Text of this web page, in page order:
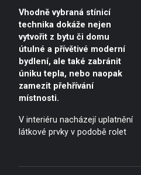
Vhodně vybraná stínicí
technika dokáže nejen
vytvořit z bytu či domu
útulné a přívětivé moderní
bydlení, ale také zabránit
úniku tepla, nebo naopak
zamezit přehřívání
místnosti.
V interiéru nacházejí uplatnění
látkové prvky v podobě rolet